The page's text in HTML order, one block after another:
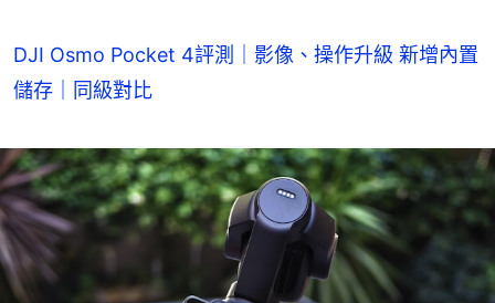
DJI Osmo Pocket 4評測｜影像、操作升級 新增內置
儲存｜同級對比